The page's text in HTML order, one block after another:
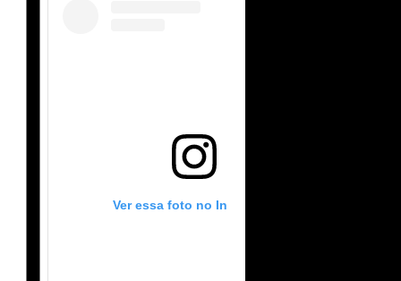
Ver essa foto no Instagram